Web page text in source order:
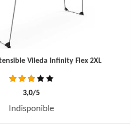
Vileda Infinity Flex 2XL
3,0/5
Indisponible